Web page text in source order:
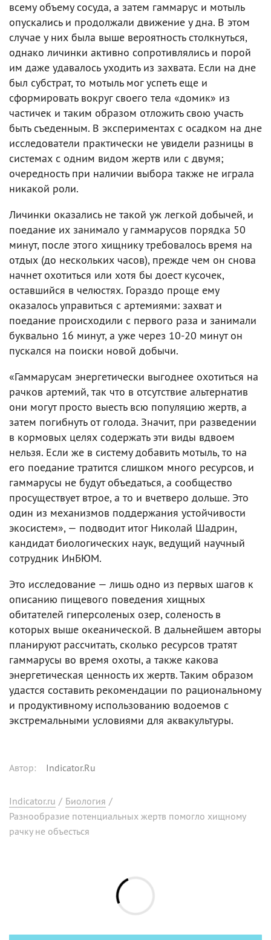
всему объему сосуда, а затем гаммарус и мотыль
опускались и продолжали движение у дна. В этом
случае у них была выше вероятность столкнуться,
однако личинки активно сопротивлялись и порой
им даже удавалось уходить из захвата. Если на дне
был субстрат, то мотыль мог успеть еще и
сформировать вокруг своего тела «домик» из
частичек и таким образом отложить свою участь
быть съеденным. В экспериментах с осадком на дне
исследователи практически не увидели разницы в
системах с одним видом жертв или с двумя;
очередность при наличии выбора также не играла
никакой роли.
Личинки оказались не такой уж легкой добычей, и
поедание их занимало у гаммарусов порядка 50
минут, после этого хищнику требовалось время на
отдых (до нескольких часов), прежде чем он снова
начнет охотиться или хотя бы доест кусочек,
оставшийся в челюстях. Гораздо проще ему
оказалось управиться с артемиями: захват и
поедание происходили с первого раза и занимали
буквально 16 минут, а уже через 10-20 минут он
пускался на поиски новой добычи.
«Гаммарусам энергетически выгоднее охотиться на
рачков артемий, так что в отсутствие альтернатив
они могут просто выесть всю популяцию жертв, а
затем погибнуть от голода. Значит, при разведении
в кормовых целях содержать эти виды вдвоем
нельзя. Если же в систему добавить мотыль, то на
его поедание тратится слишком много ресурсов, и
гаммарусы не будут объедаться, а сообщество
просуществует втрое, а то и вчетверо дольше. Это
один из механизмов поддержания устойчивости
экосистем», — подводит итог Николай Шадрин,
кандидат биологических наук, ведущий научный
сотрудник ИнБЮМ.
Это исследование — лишь одно из первых шагов к
описанию пищевого поведения хищных
обитателей гиперсоленых озер, соленость в
которых выше океанической. В дальнейшем авторы
планируют рассчитать, сколько ресурсов тратят
гаммарусы во время охоты, а также какова
энергетическая ценность их жертв. Таким образом
удастся составить рекомендации по рациональному
и продуктивному использованию водоемов с
экстремальными условиями для аквакультуры.
Автор: Indicator.Ru
Indicator.ru / Биология /
Разнообразие потенциальных жертв помогло хищному
рачку не объесться